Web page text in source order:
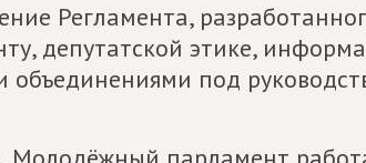
Регламента,
депутатской этике,
объединениями под